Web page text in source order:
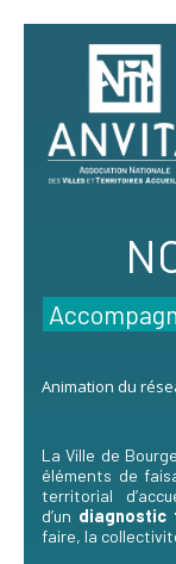
Animation du
La Ville de
éléments de
territorial
d’un diagnostic
faire, la